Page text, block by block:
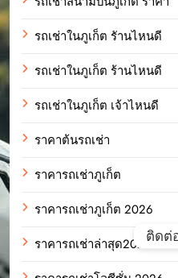
รถเช่าในภูเก็ต รัานไหนดี
รถเช่าในภูเก็ต ร้านไหนดี
รถเช่าในภูเก็ต เจ้าไหนดี
ราคาต้นรถเช่า
ราคารถเช่าภูเก็ต
ราคารถเช่าภูเก็ต 2026
ราคารถเช่าล่าสุด2025ติดต่